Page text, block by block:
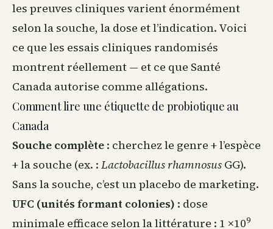
les preuves cliniques varient énormément
selon la souche, la dose et l’indication. Voici
ce que les essais cliniques randomisés
montrent réellement — et ce que Santé
Canada autorise comme allégations.
Comment lire une étiquette de probiotique au
Canada
Souche complète : cherchez le genre + l’espèce
+ la souche (ex. : Lactobacillus rhamnosus GG).
Sans la souche, c’est un placebo de marketing.
UFC (unités formant colonies) : dose
minimale efficace selon la littérature : 1 ×109